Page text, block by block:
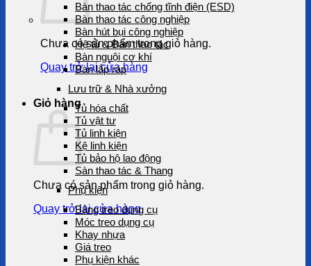
Chưa có sản phẩm trong giỏ hàng.
Quay trở lại cửa hàng
Giỏ hàng
Chưa có sản phẩm trong giỏ hàng.
Quay trở lại cửa hàng
Bàn thao tác chống tĩnh điện (ESD)
Bàn thao tác công nghiệp
Bàn hút bụi công nghiệp
Hệ tủ & Bàn thao tác
Bàn nguội cơ khí
Bàn lắp ráp
Lưu trữ & Nhà xưởng
Tủ hóa chất
Tủ vật tư
Tủ linh kiện
Kệ linh kiện
Tủ bảo hộ lao động
Sàn thao tác & Thang
Phụ kiện
Bảng treo dụng cụ
Móc treo dụng cụ
Khay nhựa
Giá treo
Phụ kiện khác